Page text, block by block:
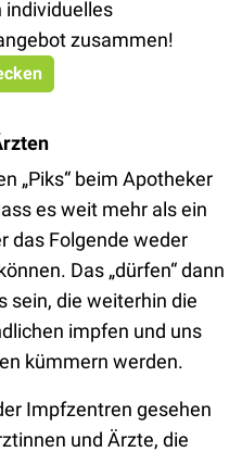
individuelles
zusammen!
„Piks“ beim Apotheker
es weit mehr als ein
das Folgende weder
Das „dürfen“ dann
sein, die weiterhin die
impfen und uns
kümmern werden.
Impfzentren gesehen
und Ärzte, die